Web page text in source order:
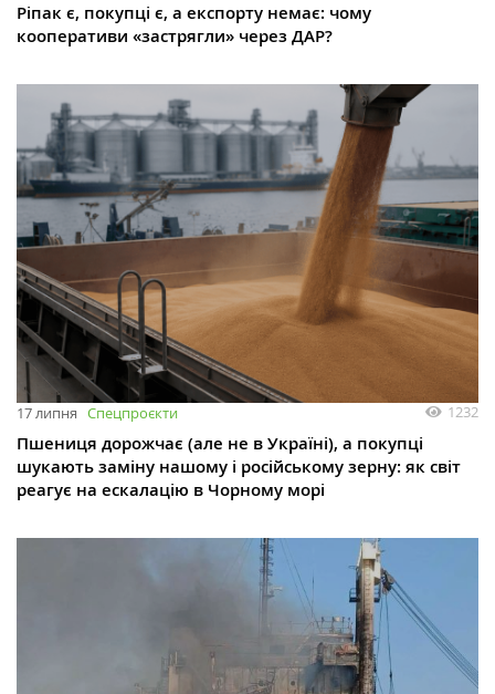
Ріпак є, покупці є, а експорту немає: чому
кооперативи «застрягли» через ДАР?
17 липня Спецпроєкти 1232
Пшениця дорожчає (але не в Україні), а покупці
шукають заміну нашому і російському зерну: як світ
реагує на ескалацію в Чорному морі